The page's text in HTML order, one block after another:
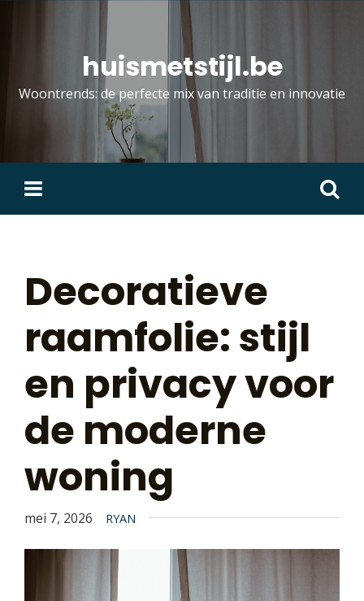
huismetstijl.be
Woontrends: de perfecte mix van traditie en innovatie
Zoeken
naar:
Decoratieve
raamfolie: stijl
en privacy voor
de moderne
woning
mei 7, 2026 RYAN